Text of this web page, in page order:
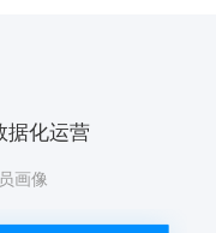
据化运营
画像